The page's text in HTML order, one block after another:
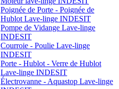
Poignée de Porte - Poignée de
Hublot Lave-linge INDESIT
Pompe de Vidange Lave-linge
INDESIT
Courroie - Poulie Lave-linge
INDESIT
Porte - Hublot - Verre de Hublot
Lave-linge INDESIT
Électrovanne - Aquastop Lave-linge